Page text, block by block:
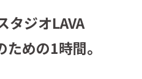
タジオLAVA
めの1時間。